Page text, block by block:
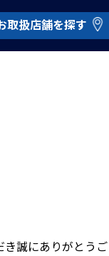
取扱店舗を探す
誠にありがとう